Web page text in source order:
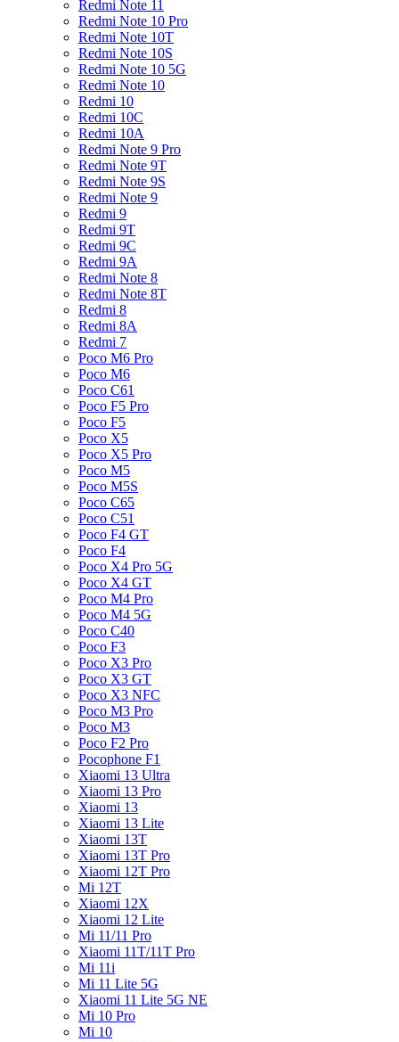
Redmi Note 11
Redmi Note 10 Pro
Redmi Note 10T
Redmi Note 10S
Redmi Note 10 5G
Redmi Note 10
Redmi 10
Redmi 10C
Redmi 10A
Redmi Note 9 Pro
Redmi Note 9T
Redmi Note 9S
Redmi Note 9
Redmi 9
Redmi 9T
Redmi 9C
Redmi 9A
Redmi Note 8
Redmi Note 8T
Redmi 8
Redmi 8A
Redmi 7
Poco M6 Pro
Poco M6
Poco C61
Poco F5 Pro
Poco F5
Poco X5
Poco X5 Pro
Poco M5
Poco M5S
Poco C65
Poco C51
Poco F4 GT
Poco F4
Poco X4 Pro 5G
Poco X4 GT
Poco M4 Pro
Poco M4 5G
Poco C40
Poco F3
Poco X3 Pro
Poco X3 GT
Poco X3 NFC
Poco M3 Pro
Poco M3
Poco F2 Pro
Pocophone F1
Xiaomi 13 Ultra
Xiaomi 13 Pro
Xiaomi 13
Xiaomi 13 Lite
Xiaomi 13T
Xiaomi 13T Pro
Xiaomi 12T Pro
Mi 12T
Xiaomi 12X
Xiaomi 12 Lite
Mi 11/11 Pro
Xiaomi 11T/11T Pro
Mi 11i
Mi 11 Lite 5G
Xiaomi 11 Lite 5G NE
Mi 10 Pro
Mi 10